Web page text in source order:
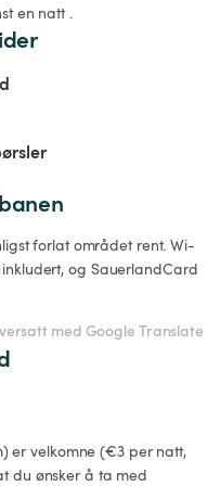
en natt .
forlat området rent. Wi-
og SauerlandCard
med Google Translate
du ønsker å ta med